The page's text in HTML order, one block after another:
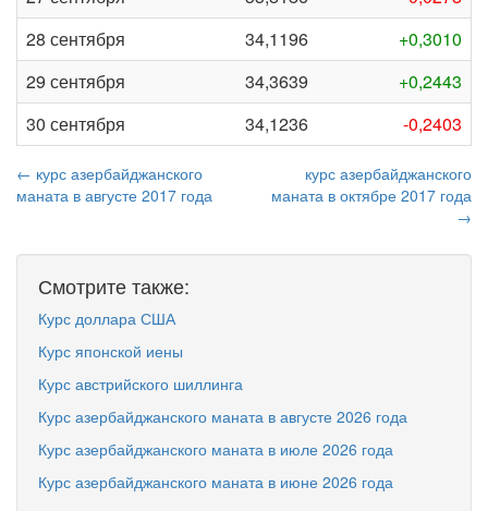
28 сентября
34,1196
+0,3010
29 сентября
34,3639
+0,2443
30 сентября
34,1236 -0,2403
← курс азербайджанского
маната в августе 2017 года
курс азербайджанского
маната в октябре 2017 года
→
Смотрите также:
Курс доллара США
Курс японской иены
Курс австрийского шиллинга
Курс азербайджанского маната в августе 2026 года
Курс азербайджанского маната в июле 2026 года
Курс азербайджанского маната в июне 2026 года